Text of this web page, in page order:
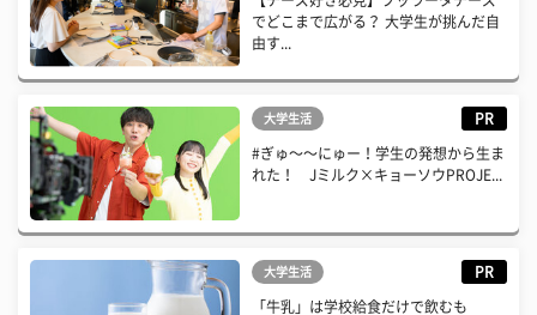
でどこまで広がる？ 大学生が挑んだ自
由す...
大学生活 PR
#ぎゅ〜〜にゅー！学生の発想から生ま
れた！ Jミルク×キョーソウPROJE...
大学生活 PR
「牛乳」は学校給食だけで飲むも